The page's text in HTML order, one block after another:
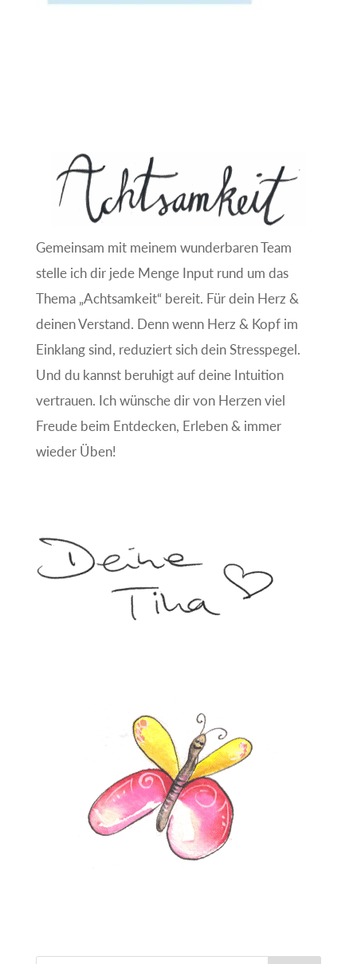
Gemeinsam mit meinem wunderbaren Team
stelle ich dir jede Menge Input rund um das
Thema „Achtsamkeit“ bereit. Für dein Herz &
deinen Verstand. Denn wenn Herz & Kopf im
Einklang sind, reduziert sich dein Stresspegel.
Und du kannst beruhigt auf deine Intuition
vertrauen. Ich wünsche dir von Herzen viel
Freude beim Entdecken, Erleben & immer
wieder Üben!